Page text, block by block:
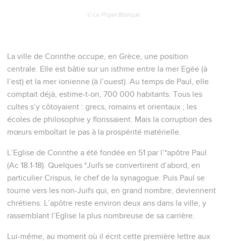
© Le Projet Biblique
La ville de Corinthe occupe, en Grèce, une position
centrale. Elle est bâtie sur un isthme entre la mer Egée (à
l’est) et la mer ionienne (à l’ouest). Au temps de Paul, elle
comptait déjà, estime-t-on, 700 000 habitants. Tous les
cultes s’y côtoyaient : grecs, romains et orientaux ; les
écoles de philosophie y florissaient. Mais la corruption des
mœurs emboîtait le pas à la prospérité matérielle.
L’Eglise de Corinthe a été fondée en 51 par l’*apôtre Paul
(Ac 18.1-18). Quelques *Juifs se convertirent d’abord, en
particulier Crispus, le chef de la synagogue. Puis Paul se
tourne vers les non-Juifs qui, en grand nombre, deviennent
chrétiens. L’apôtre reste environ deux ans dans la ville, y
rassemblant l’Eglise la plus nombreuse de sa carrière.
Lui-même, au moment où il écrit cette première lettre aux